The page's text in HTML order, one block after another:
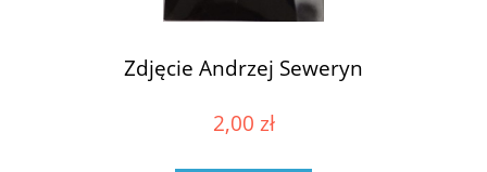
Zdjęcie Andrzej Seweryn
2,00 zł